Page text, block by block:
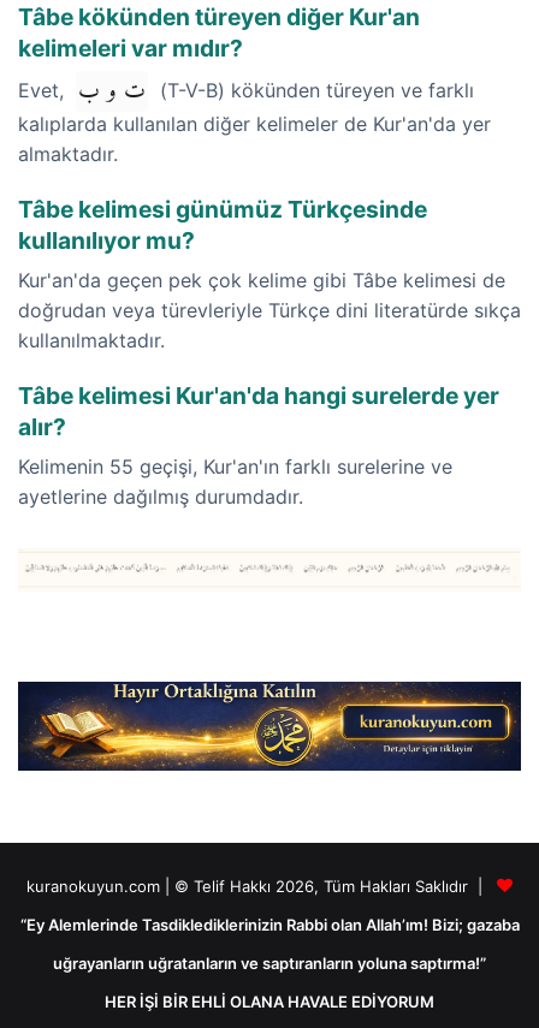
Tâbe kökünden türeyen diğer Kur'an
kelimeleri var mıdır?
Evet, ت و ب
(T-V-B) kökünden türeyen ve farklı
kalıplarda kullanılan diğer kelimeler de Kur'an'da yer
almaktadır.
Tâbe kelimesi günümüz Türkçesinde
kullanılıyor mu?
Kur'an'da geçen pek çok kelime gibi Tâbe kelimesi de
doğrudan veya türevleriyle Türkçe dini literatürde sıkça
kullanılmaktadır.
Tâbe kelimesi Kur'an'da hangi surelerde yer
alır?
Kelimenin 55 geçişi, Kur'an'ın farklı surelerine ve
ayetlerine dağılmış durumdadır.
kuranokuyun.com | © Telif Hakkı 2026, Tüm Hakları Saklıdır |
“Ey Alemlerinde Tasdiklediklerinizin Rabbi olan Allah’ım! Bizi; gazaba
uğrayanların uğratanların ve saptıranların yoluna saptırma!”
HER İŞİ BİR EHLİ OLANA HAVALE EDİYORUM